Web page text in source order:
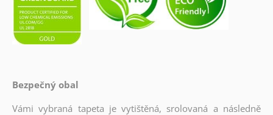
Bezpečný obal
Vámi vybraná tapeta je vytištěná, srolovaná a následně